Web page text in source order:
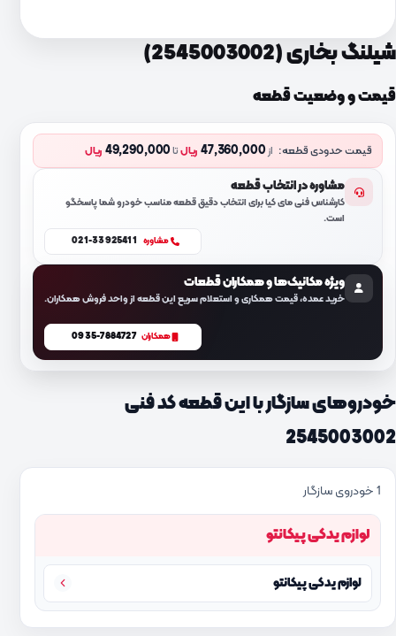
شیلنگ بخاری (2545003002)
قیمت و وضعیت قطعه
قیمت حدودی قطعه: از47,360,000 ریالتا49,290,000 ریال
مشاوره در انتخاب قطعه
کارشناس فنی مای کیا برای انتخاب دقیق قطعه مناسب خودرو شما پاسخگو
است.
مشاوره 021-33925411
ویژه مکانیک‌ها و همکاران قطعات
خرید عمده، قیمت همکاری و استعلام سریع این قطعه از واحد فروش همکاران.
همکاران 0935-7884727
خودروهای سازگار با این قطعه کد فنی
2545003002
1 خودروی سازگار
لوازم یدکی پیکانتو
لوازم یدکی پیکانتو